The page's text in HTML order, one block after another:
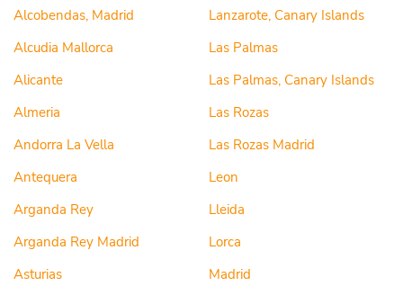
Alcobendas, Madrid
Alcudia Mallorca
Alicante
Almeria
Andorra La Vella
Antequera
Arganda Rey
Arganda Rey Madrid
Asturias
Lanzarote, Canary Islands
Las Palmas
Las Palmas, Canary Islands
Las Rozas
Las Rozas Madrid
Leon
Lleida
Lorca
Madrid